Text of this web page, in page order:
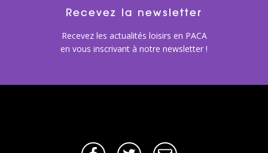
Recevez la newsletter
Recevez les actualités loisirs en PACA
en vous inscrivant à notre newsletter !